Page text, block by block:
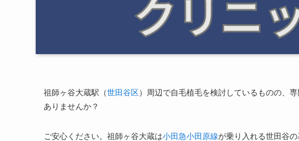
祖師ヶ谷大蔵駅（世田谷区）周辺で自毛植毛を検討しているものの、
ありませんか？
ご安心ください。祖師ヶ谷大蔵は小田急小田原線が乗り入れる世田谷の